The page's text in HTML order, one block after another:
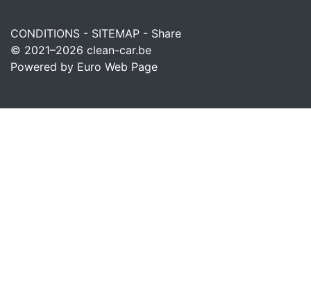
CONDITIONS - SITEMAP - Share
© 2021–2026 clean-car.be
Powered by Euro Web Page